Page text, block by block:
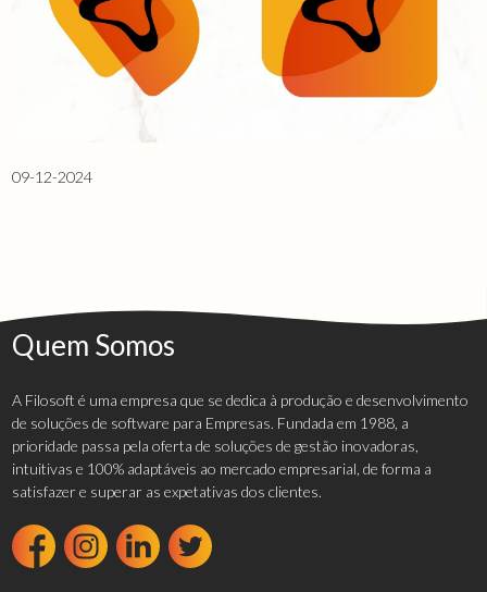
09-12-2024
Quem Somos
A Filosoft é uma empresa que se dedica à produção e desenvolvimento
de soluções de software para Empresas. Fundada em 1988, a
prioridade passa pela oferta de soluções de gestão inovadoras,
intuitivas e 100% adaptáveis ao mercado empresarial, de forma a
satisfazer e superar as expetativas dos clientes.